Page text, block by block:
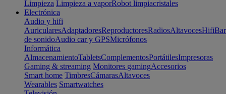
Limpieza Limpieza a vaporRobot limpiacristales
Electrónica
Audio y hifi
AuricularesAdaptadoresReproductoresRadiosAltavocesHifi
de sonidoAudio car y GPSMicrófonos
Informática
AlmacenamientoTabletsComplementosPortátilesImpresoras
Gaming & streaming Monitores gamingAccesorios
Smart home TimbresCámarasAltavoces
Wearables Smartwatches